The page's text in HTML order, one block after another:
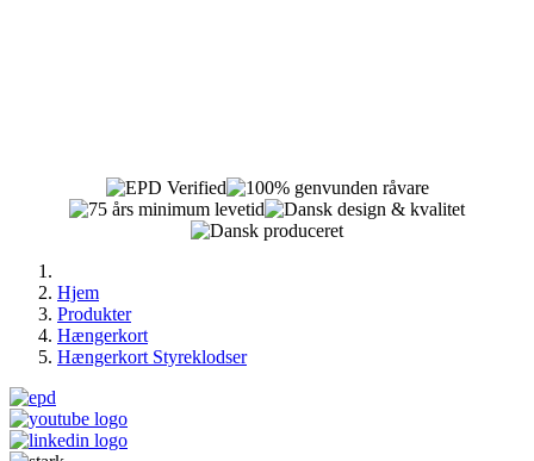
Hjem
Produkter
Hængerkort
Hængerkort Styreklodser